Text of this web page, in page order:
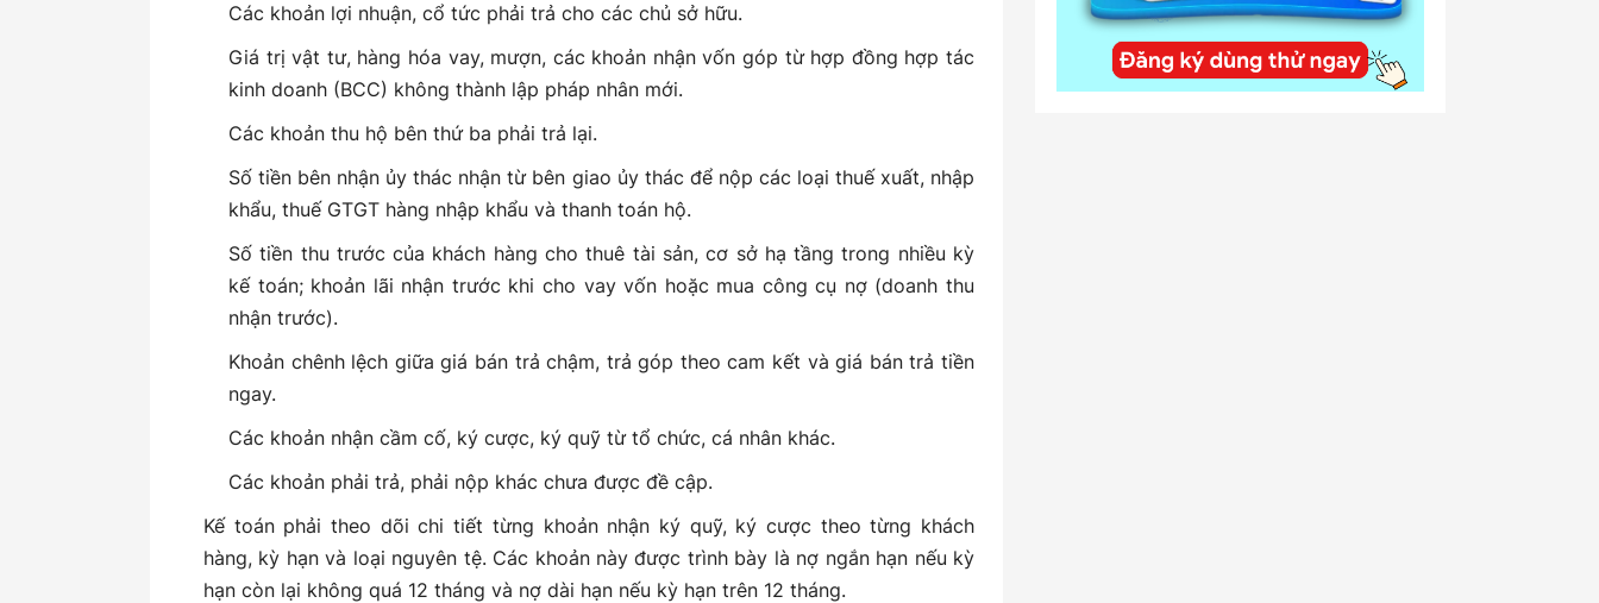
Các khoản lợi nhuận, cổ tức phải trả cho các chủ sở hữu.
Giá trị vật tư, hàng hóa vay, mượn, các khoản nhận vốn góp từ hợp đồng hợp tác
kinh doanh (BCC) không thành lập pháp nhân mới.
Các khoản thu hộ bên thứ ba phải trả lại.
Số tiền bên nhận ủy thác nhận từ bên giao ủy thác để nộp các loại thuế xuất, nhập
khẩu, thuế GTGT hàng nhập khẩu và thanh toán hộ.
Số tiền thu trước của khách hàng cho thuê tài sản, cơ sở hạ tầng trong nhiều kỳ
kế toán; khoản lãi nhận trước khi cho vay vốn hoặc mua công cụ nợ (doanh thu
nhận trước).
Khoản chênh lệch giữa giá bán trả chậm, trả góp theo cam kết và giá bán trả tiền
ngay.
Các khoản nhận cầm cố, ký cược, ký quỹ từ tổ chức, cá nhân khác.
Các khoản phải trả, phải nộp khác chưa được đề cập.
Kế toán phải theo dõi chi tiết từng khoản nhận ký quỹ, ký cược theo từng khách
hàng, kỳ hạn và loại nguyên tệ. Các khoản này được trình bày là nợ ngắn hạn nếu kỳ
hạn còn lại không quá 12 tháng và nợ dài hạn nếu kỳ hạn trên 12 tháng.